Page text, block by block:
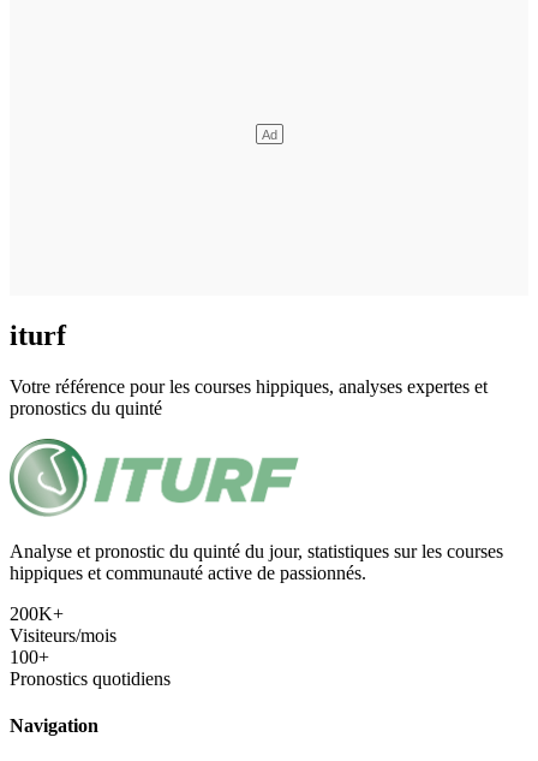
iturf
Votre référence pour les courses hippiques, analyses expertes et
pronostics du quinté
Analyse et pronostic du quinté du jour, statistiques sur les courses
hippiques et communauté active de passionnés.
200K+
Visiteurs/mois
100+
Pronostics quotidiens
Navigation